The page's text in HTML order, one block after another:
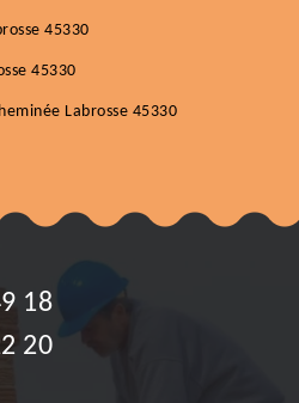
45330
45330
Labrosse 45330
18
20